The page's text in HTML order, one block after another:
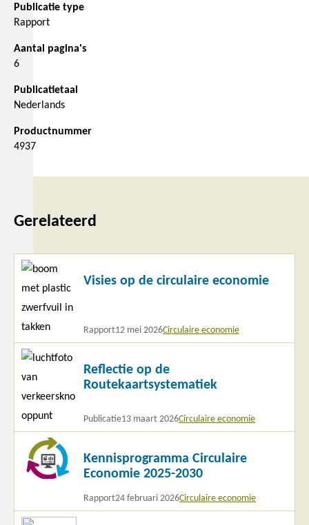
Publicatie type
Rapport
Aantal pagina's
6
Publicatietaal
Nederlands
Productnummer
4937
Gerelateerd
Visies op de circulaire economie
Rapport12 mei 2026Circulaire economie
Lees
meer
Reflectie op de
Routekaartsystematiek
Publicatie13 maart 2026Circulaire economie
Lees
Kennisprogramma Circulaire
Economie 2025-2030
Rapport24 februari 2026Circulaire economie
meer
Lees